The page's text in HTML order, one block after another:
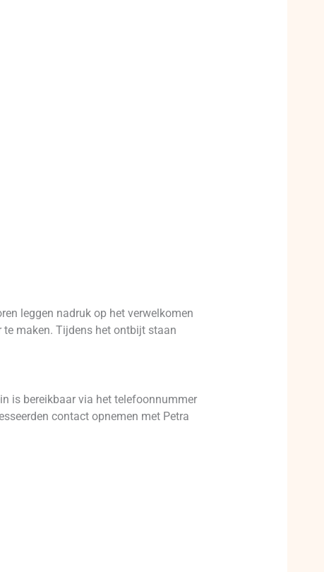
leggen nadruk op het verwelkomen
te maken. Tijdens het ontbijt staan
is bereikbaar via het telefoonnummer
contact opnemen met Petra